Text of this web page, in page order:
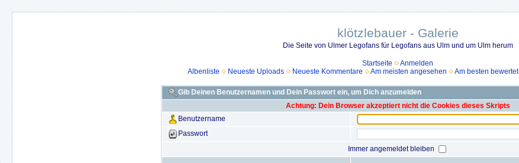
klötzlebauer - Galerie
Die Seite von Ulmer Legofans für Legofans aus Ulm und um Ulm herum
Startseite
Anmelden
Albenliste
Neueste Uploads Neueste Kommentare Am meisten angesehen Am besten bewertet
Gib Deinen Benutzernamen und Dein Passwort ein, um Dich anzumelden
Achtung: Dein Browser akzeptiert nicht die Cookies dieses Skripts
Benutzername
Passwort
Immer angemeldet bleiben